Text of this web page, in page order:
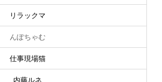
リラックマ
んぽちゃむ
仕事現場猫